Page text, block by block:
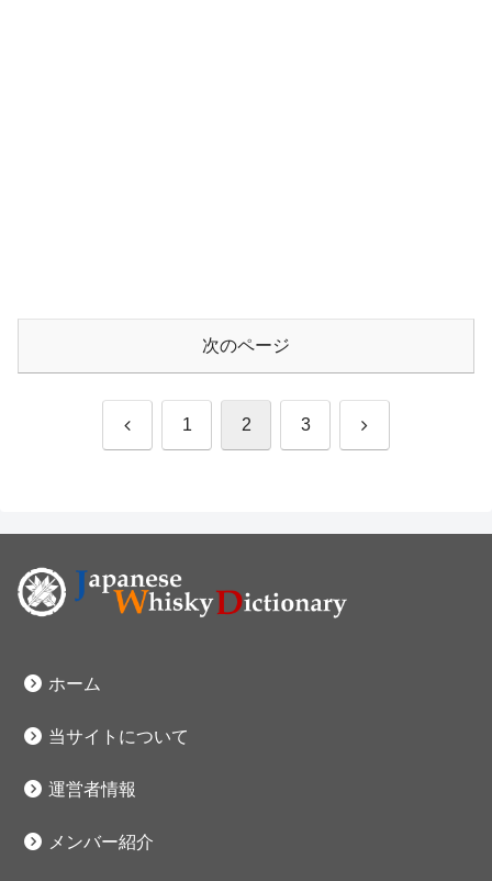
次のページ
前 1 2 3 次
ホーム
当サイトについて
運営者情報
メンバー紹介